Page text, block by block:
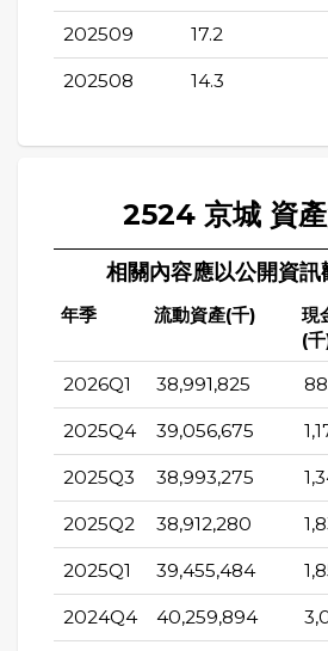
202509 17.2
202508 14.3
2524 京城 資
相關內容應以公開資訊
年季 流動資產(千)
現
(
2026Q1 38,991,825
2025Q4 39,056,675
2025Q3 38,993,275
2025Q2 38,912,280
2025Q1 39,455,484
2024Q4 40,259,894